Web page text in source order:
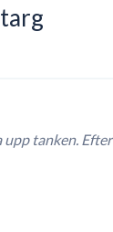
tanken.